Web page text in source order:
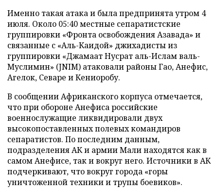
Именно такая атака и была предпринята утром 4
июля. Около 05:40 местные сепаратистские
группировки «Фронта освобождения Азавада» и
связанные с «Аль-Каидой» джихадисты из
группировки «Джамаат Нусрат аль-Ислам валь-
Муслимин» (JNIM) атаковали районы Гао, Анефис,
Агелок, Севаре и Кениоробу.
В сообщении Африканского корпуса отмечается,
что при обороне Анефиса российские
военнослужащие ликвидировали двух
высокопоставленных полевых командиров
сепаратистов. По последним данным,
подразделения АК и армии Мали находятся как в
самом Анефисе, так и вокруг него. Источники в АК
подчеркивают, что вокруг города «горы
уничтоженной техники и трупы боевиков».